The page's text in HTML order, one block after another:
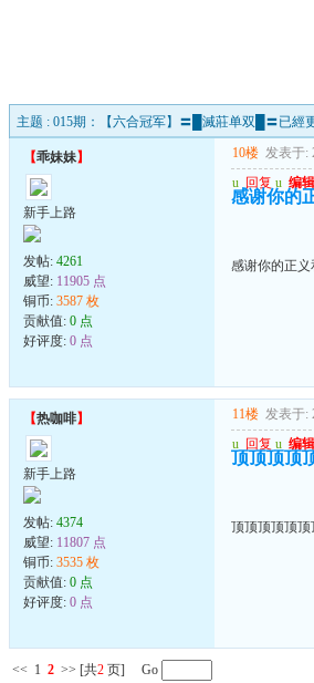
主题 : 015期：【六合冠军】〓█滅莊单双█〓已經
【乖妹妹】
新手上路
发帖: 4261
威望: 11905 点
铜币: 3587 枚
贡献值: 0 点
好评度: 0 点
10楼 发表于:
u 回复 u 编辑
感谢你的
感谢你的正义
【热咖啡】
新手上路
发帖: 4374
威望: 11807 点
铜币: 3535 枚
贡献值: 0 点
好评度: 0 点
11楼 发表于:
u 回复 u 编辑
顶顶顶顶
顶顶顶顶顶
<< 1 2 >> [共2 页] Go